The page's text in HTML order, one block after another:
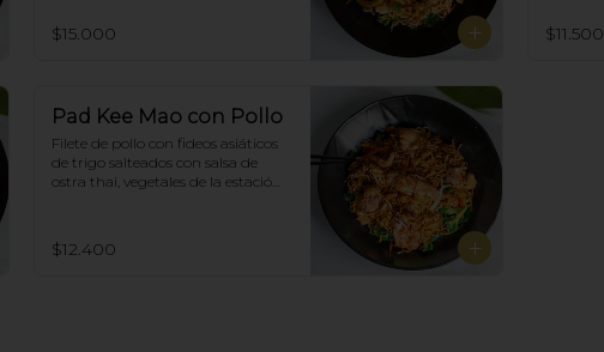
$15.000 $11.500
Pad Kee Mao con Pollo
Filete de pollo con fideos asiáticos
de trigo salteados con salsa de
ostra thai, vegetales de la estación
$12.400